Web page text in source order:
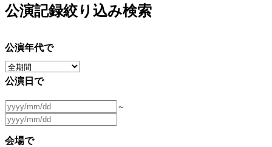
公演記録絞り込み検索
公演年代で
公演日で
～
会場で